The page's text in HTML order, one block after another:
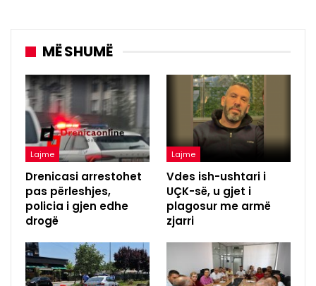
MË SHUMË
Lajme
Drenicasi arrestohet
pas përleshjes,
policia i gjen edhe
drogë
Lajme
Vdes ish-ushtari i
UÇK-së, u gjet i
plagosur me armë
zjarri